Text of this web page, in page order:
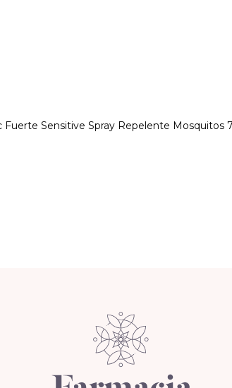
Fuerte Sensitive Spray Repelente Mosquitos